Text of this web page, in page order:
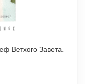
Ветхого Завета.